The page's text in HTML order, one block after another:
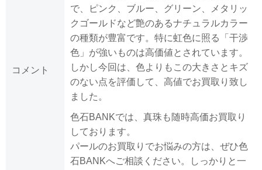
コメント
で、ピンク、ブルー、グリーン、メタリッ
クゴールドなど艶のあるナチュラルカラー
の種類が豊富です。特に虹色に照る「干渉
色」が強いものは高価値とされています。
しかし今回は、色よりもこの大きさとキズ
のない点を評価して、高値でお買取り致し
ました。
色石BANKでは、真珠も随時高価お買取り
しております。
パールのお買取りでお悩みの方は、ぜひ色
石BANKへご相談ください。しっかりと一